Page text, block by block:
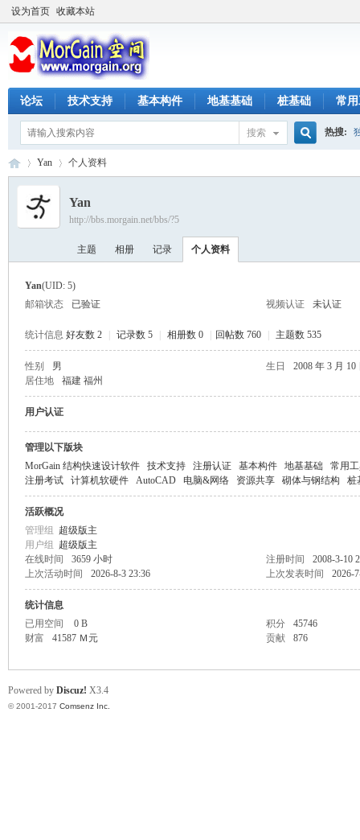
设为首页 收藏本站
论坛 技术支持 基本构件 地基基础 桩基础 常
搜索 热搜:
›
Yan
›
个人资料
Yan
http://bbs.morgain.net/bbs/?5
主题 相册 记录 个人资料
Yan(UID: 5)
邮箱状态
已验证 视频认证 未认证
统计信息 好友数 2 记录数 5 相册数 0 回帖数 760 主题数 535
性别 男 生日
2008 年 3 月 10
居住地
福建 福州
用户认证
管理以下版块
MorGain 结构快速设计软件
技术支持 注册认证 基本构件 地基基础
常用
注册考试
计算机软硬件 AutoCAD 电脑&网络 资源共享 砌体与钢结构 桩
活跃概况
管理组 超级版主
用户组 超级版主
在线时间
3659 小时 注册时间
2008-3-10
上次活动时间
2026-8-3 23:36 上次发表时间 2026-
统计信息
已用空间
0 B 积分
45746
财富
41587 Ｍ元 贡献 876
Powered by Discuz! X3.4
© 2001-2017 Comsenz Inc.